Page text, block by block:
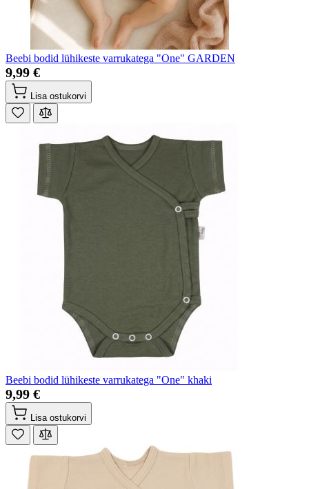
Beebi bodid lühikeste varrukatega "One" GARDEN
9,99 €
Lisa ostukorvi
Beebi bodid lühikeste varrukatega "One" khaki
9,99 €
Lisa ostukorvi